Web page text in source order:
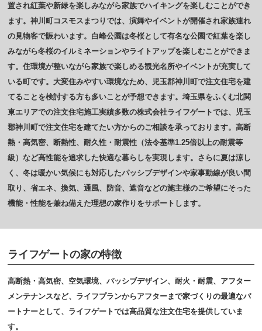
置され紅葉や新緑を楽しみながら家族でハイキングを楽しむことができ
ます。神川町コスモスまつりでは、演舞やイベントが開催され家族連れ
の見物客で賑わいます。白峰公園は冬桜として有名な公園で紅葉を楽し
みながら冬桜のイルミネーションやライトアップを楽しむことができま
す。住環境が整いながら家族で楽しめる観光名所やイベントが充実して
いる町です。大変住みやすい環境なため、児玉郡神川町で注文住宅を建
てることを検討する方も多いことが予想できます。埼玉県をふくむ北関
東エリアでの注文住宅施工実績多数の株式会社ライフゲートでは、児玉
郡神川町で注文住宅を建てたい方からのご相談を承っております。高断
熱・高気密、断熱性、耐久性・耐震性（法令基準1.25倍以上の耐震等
級）など高性能を追求した快適な暮らしを実現します。さらに夏は涼し
く、冬は暖かい気候にも対応したパッシブデザインや家事動線が良い間
取り、省エネ、換気、通風、防音、遮音などの施主様のご希望にそった
機能・性能を兼ね備えた理想の家作りをサポートします。
ライフゲートの家の特徴
高断熱・高気密、空気環境、パッシブデザイン、耐火・耐震、アフター
メンテナンスなど、ライフプランからアフターまで家づくりの最適なパ
ートナーとして、ライフゲートでは高品質な注文住宅を提供していま
す。